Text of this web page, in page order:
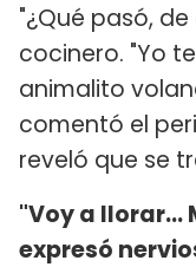
"¿Qué pasó,
cocinero. "Yo
animalito
comentó el
reveló que se
"Voy a llorar...
expresó